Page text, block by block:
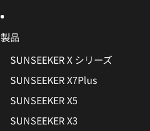
製品
SUNSEEKER X シリーズ
SUNSEEKER X7Plus
SUNSEEKER X5
SUNSEEKER X3